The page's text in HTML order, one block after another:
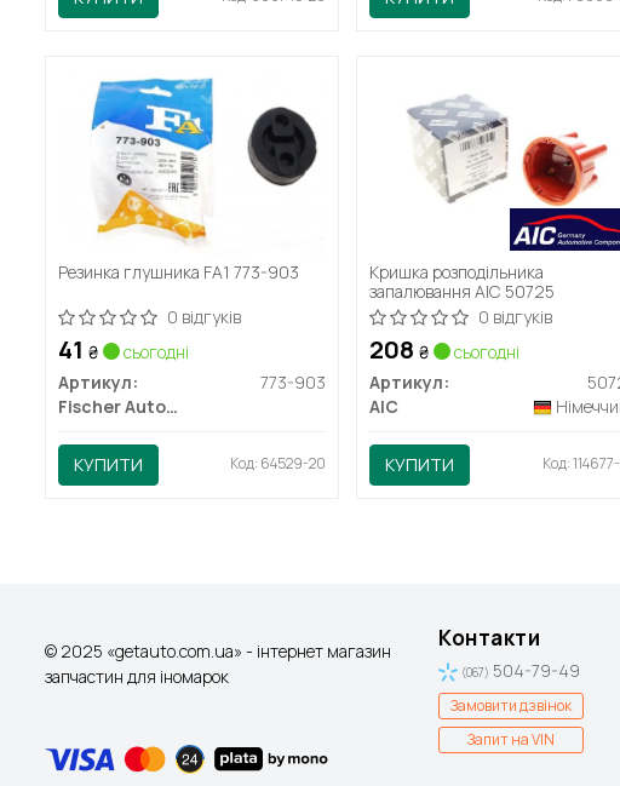
Резинка глушника FA1 773-903
0 відгуків
41 ₴
сьогодні
Артикул:
773-903
Fischer Automotive One (FA1)
КУПИТИ Код: 64529-20
Кришка розподільника
запалювання AIC 50725
0 відгуків
208 ₴
сьогодні
Артикул:
AIC
КУПИТИ Код:
© 2025 «getauto.com.ua» - інтернет магазин
запчастин для іномарок
Контакти
(067) 504-79-49
Замовити дзвінок
Запит на VIN